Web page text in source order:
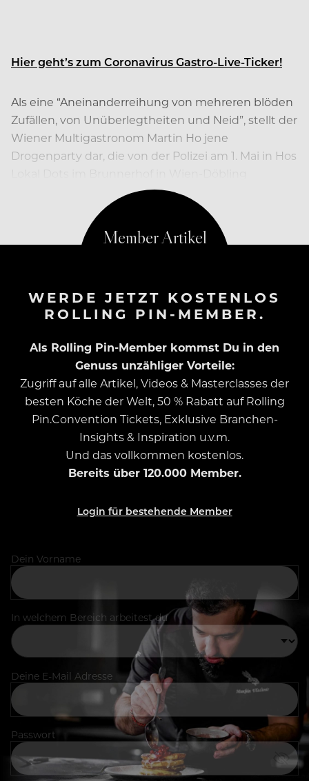
Hier geht’s zum Coronavirus Gastro-Live-Ticker!
Als eine “Aneinanderreihung von mehreren blöden
Zufällen, von Unüberlegtheiten und Neid”, stellt der
Wiener Multigastronom Martin Ho jene
Drogenparty dar, die von der Polizei am 1. Mai in Hos
WERDE JETZT KOSTENLOS
ROLLING PIN-MEMBER.
Als Rolling Pin-Member kommst Du in den
Genuss unzähliger Vorteile:
Zugriff auf alle Artikel, Videos & Masterclasses der
besten Köche der Welt, 50 % Rabatt auf Rolling
Pin.Convention Tickets, Exklusive Branchen-
Insights & Inspiration u.v.m.
Und das vollkommen kostenlos.
Bereits über 120.000 Member.
Login für bestehende Member
Dein Vorname
In welchem Bereich arbeitest du
Deine E-Mail Adresse
Passwort